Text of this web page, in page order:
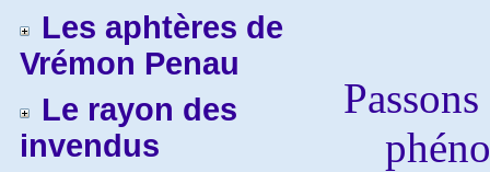
Les aphtères de
Vrémon Penau
Le rayon des
invendus